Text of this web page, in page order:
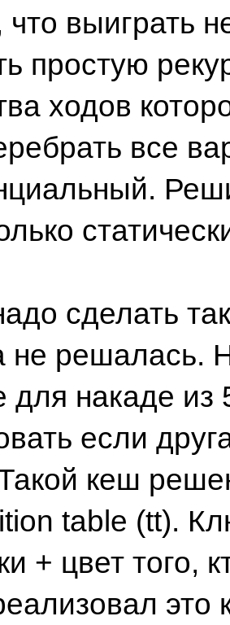
что выиграть
простую
ходов
все
сделать
не решалась.
накаде из
если
кеш
table (tt).
+ цвет того,
это